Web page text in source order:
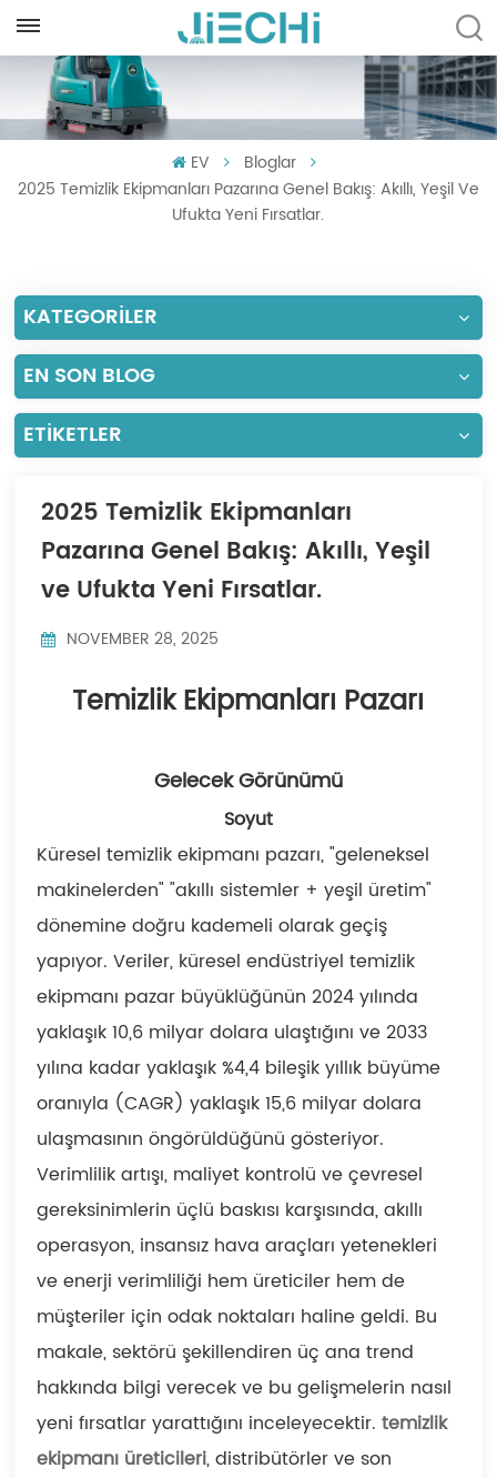
English
Português
العربية
Türkçe
Tiếng Việt
Indonesia
中文
EV
Bloglar
2025 Temizlik Ekipmanları Pazarına Genel Bakış: Akıllı, Yeşil Ve
Ufukta Yeni Fırsatlar.
KATEGORİLER
EN SON BLOG
ETIKETLER
2025 Temizlik Ekipmanları
Pazarına Genel Bakış: Akıllı, Yeşil
ve Ufukta Yeni Fırsatlar.
NOVEMBER 28, 2025
Temizlik Ekipmanları Pazarı
Gelecek Görünümü
Soyut
Küresel temizlik ekipmanı pazarı, "geleneksel
makinelerden" "akıllı sistemler + yeşil üretim"
dönemine doğru kademeli olarak geçiş
yapıyor. Veriler, küresel endüstriyel temizlik
ekipmanı pazar büyüklüğünün 2024 yılında
yaklaşık 10,6 milyar dolara ulaştığını ve 2033
yılına kadar yaklaşık %4,4 bileşik yıllık büyüme
oranıyla (CAGR) yaklaşık 15,6 milyar dolara
ulaşmasının öngörüldüğünü gösteriyor.
Verimlilik artışı, maliyet kontrolü ve çevresel
gereksinimlerin üçlü baskısı karşısında, akıllı
operasyon, insansız hava araçları yetenekleri
ve enerji verimliliği hem üreticiler hem de
müşteriler için odak noktaları haline geldi. Bu
makale, sektörü şekillendiren üç ana trend
hakkında bilgi verecek ve bu gelişmelerin nasıl
yeni fırsatlar yarattığını inceleyecektir.temizlik
ekipmanı üreticileri, distribütörler ve son